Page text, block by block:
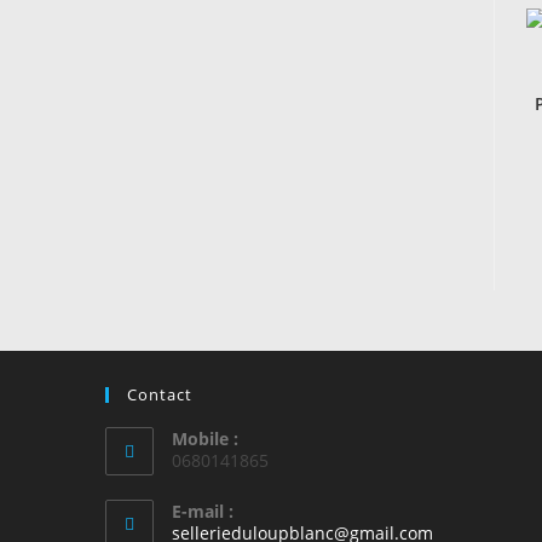
Contact
Mobile :
0680141865
E-mail :
sellerieduloupblanc@gmail.com